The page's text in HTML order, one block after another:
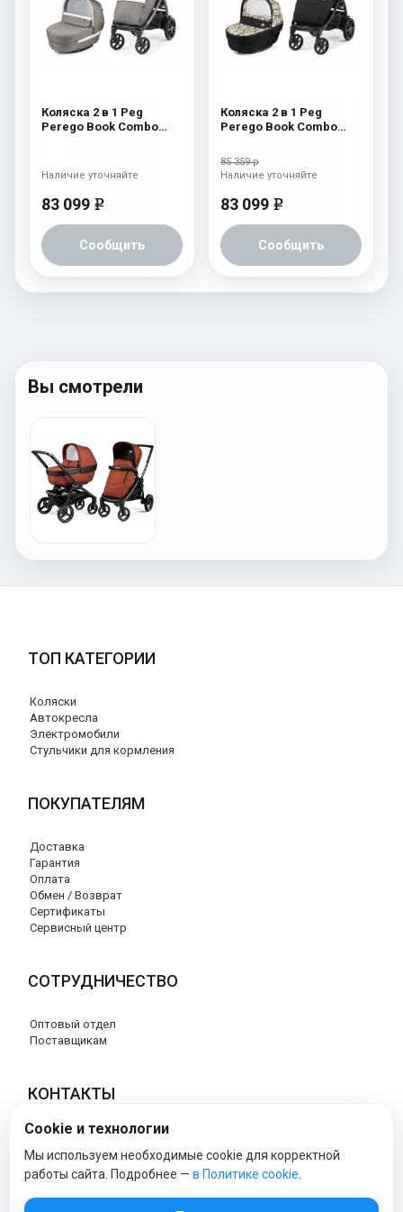
Коляска 2 в 1 Peg
Perego Book Combo
83 099 e
Сообщить
Наличие уточняйте
Коляска 2 в 1 Peg
Perego Book Combo
85 359 р
83 099 e
Сообщить
Наличие уточняйте
Вы смотрели
ТОП КАТЕГОРИИ
Коляски
Автокресла
Электромобили
Стульчики для кормления
ПОКУПАТЕЛЯМ
Доставка
Гарантия
Оплата
Обмен / Возврат
Сертификаты
Сервисный центр
СОТРУДНИЧЕСТВО
Оптовый отдел
Поставщикам
КОНТАКТЫ
8 (800) 707-17-56
info@peg-perego-market.ru
Cookie и технологии
Мы используем необходимые cookie для корректной
работы сайта. Подробнее — в Политике cookie